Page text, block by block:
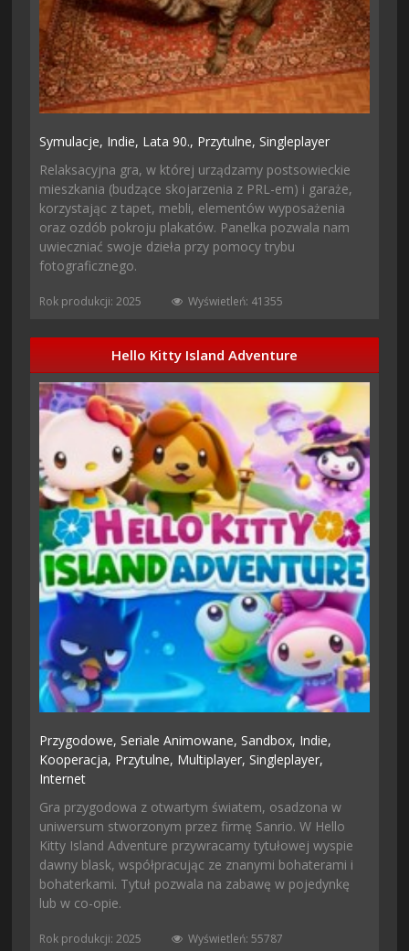
Symulacje, Indie, Lata 90., Przytulne,Singleplayer
Relaksacyjna gra, w której urządzamy postsowieckie
mieszkania (budzące skojarzenia z PRL-em) i garaże,
korzystając z tapet, mebli, elementów wyposażenia
oraz ozdób pokroju plakatów. Panelka pozwala nam
uwieczniać swoje dzieła przy pomocy trybu
fotograficznego.
Rok produkcji: 2025 Wyświetleń: 41355
Hello Kitty Island Adventure
Przygodowe,Seriale Animowane,Sandbox, Indie,
Kooperacja, Przytulne, Multiplayer,Singleplayer,
Internet
Gra przygodowa z otwartym światem, osadzona w
uniwersum stworzonym przez firmę Sanrio. W Hello
Kitty Island Adventure przywracamy tytułowej wyspie
dawny blask, współpracując ze znanymi bohaterami i
bohaterkami. Tytuł pozwala na zabawę w pojedynkę
lub w co-opie.
Rok produkcji: 2025 Wyświetleń: 55787